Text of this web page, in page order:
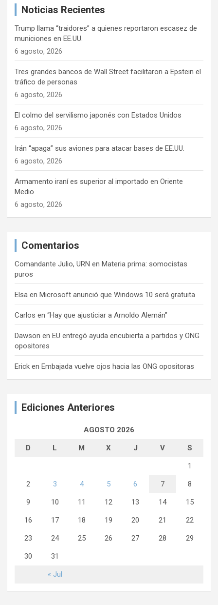
Noticias Recientes
Trump llama “traidores” a quienes reportaron escasez de
municiones en EE.UU.
6 agosto, 2026
Tres grandes bancos de Wall Street facilitaron a Epstein el
tráfico de personas
6 agosto, 2026
El colmo del servilismo japonés con Estados Unidos
6 agosto, 2026
Irán “apaga” sus aviones para atacar bases de EE.UU.
6 agosto, 2026
Armamento iraní es superior al importado en Oriente
Medio
6 agosto, 2026
Comentarios
Comandante Julio, URN en Materia prima: somocistas
puros
Elsa en Microsoft anunció que Windows 10 será gratuita
Carlos en “Hay que ajusticiar a Arnoldo Alemán”
Dawson en EU entregó ayuda encubierta a partidos y ONG
opositores
Erick en Embajada vuelve ojos hacia las ONG opositoras
Ediciones Anteriores
AGOSTO 2026
D L M X J V S
« Jul
1
2 3 4 5 6 7 8
9 10 11 12 13 14 15
16 17 18 19 20 21 22
23 24 25 26 27 28 29
30 31